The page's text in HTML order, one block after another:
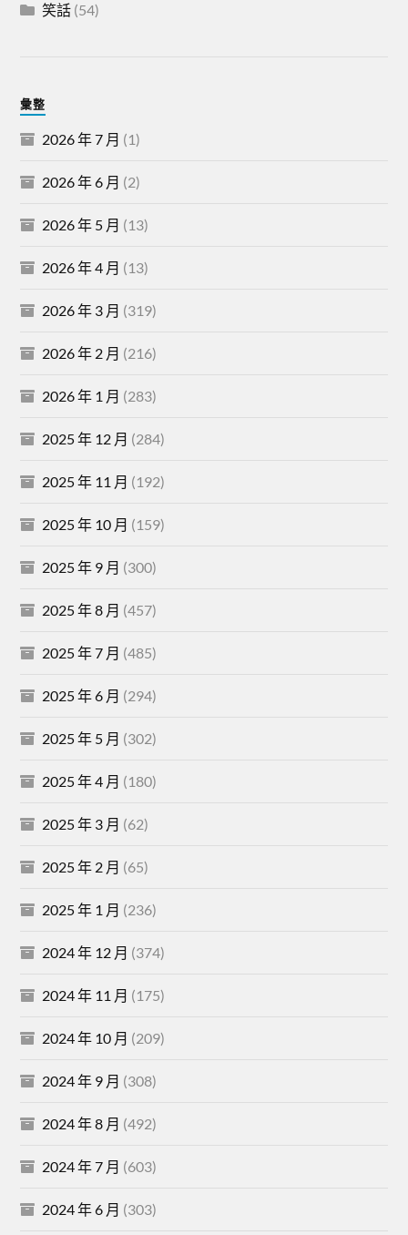
笑話 (54)
彙整
2026 年 7 月 (1)
2026 年 6 月 (2)
2026 年 5 月 (13)
2026 年 4 月 (13)
2026 年 3 月 (319)
2026 年 2 月 (216)
2026 年 1 月 (283)
2025 年 12 月 (284)
2025 年 11 月 (192)
2025 年 10 月 (159)
2025 年 9 月 (300)
2025 年 8 月 (457)
2025 年 7 月 (485)
2025 年 6 月 (294)
2025 年 5 月 (302)
2025 年 4 月 (180)
2025 年 3 月 (62)
2025 年 2 月 (65)
2025 年 1 月 (236)
2024 年 12 月 (374)
2024 年 11 月 (175)
2024 年 10 月 (209)
2024 年 9 月 (308)
2024 年 8 月 (492)
2024 年 7 月 (603)
2024 年 6 月 (303)